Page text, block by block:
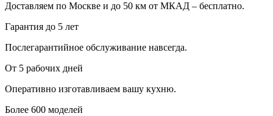
Доставляем по Москве и до 50 км от МКАД – бесплатно.
Гарантия до 5 лет
Послегарантийное обслуживание навсегда.
От 5 рабочих дней
Оперативно изготавливаем вашу кухню.
Более 600 моделей